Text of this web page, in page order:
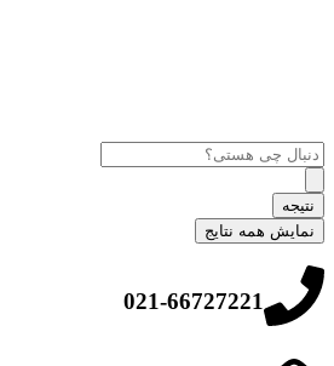
نتیجه
نمایش همه نتایج
021-66727221